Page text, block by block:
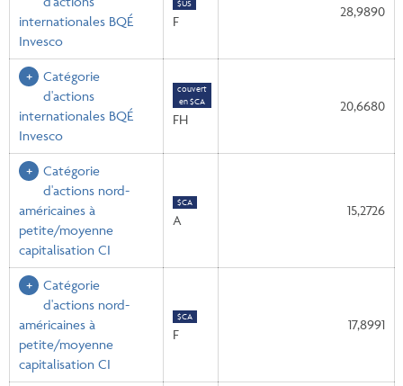
internationales BQÉ
Invesco
$US
F
28,9890
Catégorie
d'actions
internationales BQÉ
Invesco
couvert
en $CA
FH
20,6680
Catégorie
d'actions nord-
américaines à
petite/moyenne
capitalisation CI
$CA
A
15,2726
Catégorie
d'actions nord-
américaines à
petite/moyenne
capitalisation CI
$CA
F
17,8991